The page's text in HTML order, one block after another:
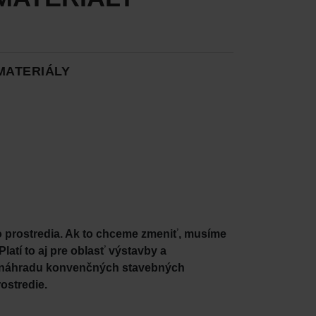
Ak to chceme zmeniť, musíme
to aj pre oblasť výstavby a
konvenčných stavebných